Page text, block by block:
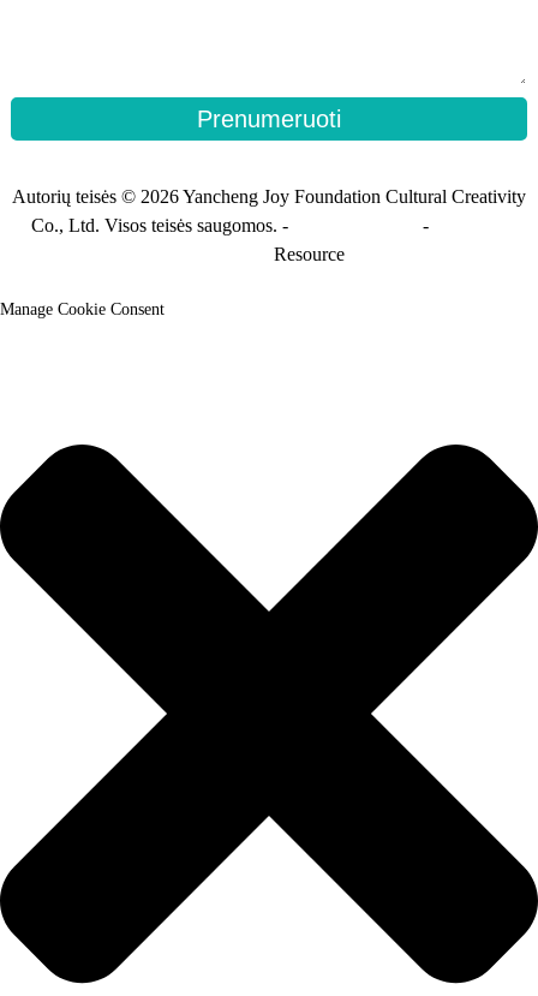
Prenumeruoti
Autorių teisės © 2026 Yancheng Joy Foundation Cultural Creativity
Co., Ltd. Visos teisės saugomos. -
-
Resource
Manage Cookie Consent